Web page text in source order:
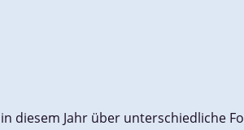
diesem Jahr über unterschiedliche